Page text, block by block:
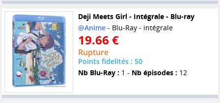
Deji Meets Girl - Intégrale - Blu-ray
@Anime- Blu-Ray - intégrale
19.66 €
Rupture
Points fidelités : 50
Nb Blu-Ray : 1 - Nb épisodes : 12